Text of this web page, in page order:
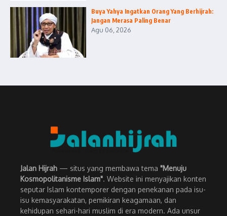
Buya Yahya Ingatkan Orang Yang Berhijrah:
Jangan Merasa Paling Benar
Agu 06, 2026
Jalan Hijrah — situs yang membawa tema "Menuju
Kosmopolitanisme Islam". Website ini menyajikan konten
seputar Islam kontemporer dengan penekanan pada isu-
isu kemasyarakatan, pemikiran keagamaan, dan
kehidupan sehari-hari muslim di era modern. Ada unsur